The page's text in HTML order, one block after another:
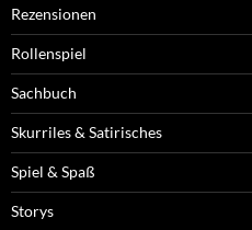
Rezensionen
Rollenspiel
Sachbuch
Skurriles & Satirisches
Spiel & Spaß
Storys